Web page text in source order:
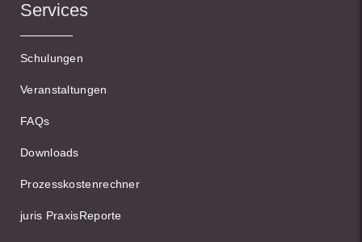
Services
Schulungen
Veranstaltungen
FAQs
Downloads
Prozesskostenrechner
juris PraxisReporte